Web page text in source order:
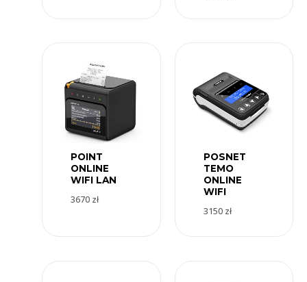
POINT
ONLINE
WIFI LAN
3670 zł
POSNET
TEMO
ONLINE
WIFI
3150 zł